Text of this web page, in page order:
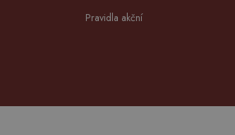
Pravidla akční